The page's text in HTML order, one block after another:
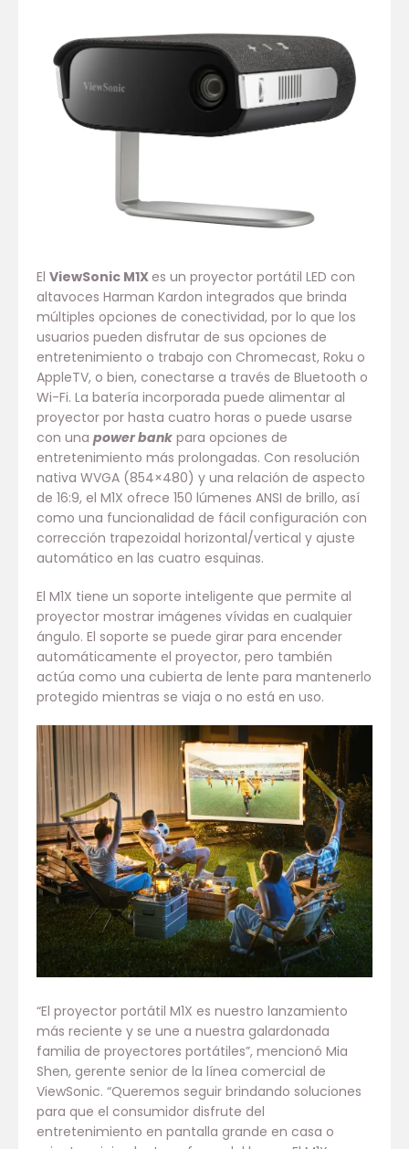
El ViewSonic M1X es un proyector portátil LED con
altavoces Harman Kardon integrados que brinda
múltiples opciones de conectividad, por lo que los
usuarios pueden disfrutar de sus opciones de
entretenimiento o trabajo con Chromecast, Roku o
AppleTV, o bien, conectarse a través de Bluetooth o
Wi-Fi. La batería incorporada puede alimentar al
proyector por hasta cuatro horas o puede usarse
con una power bank para opciones de
entretenimiento más prolongadas. Con resolución
nativa WVGA (854×480) y una relación de aspecto
de 16:9, el M1X ofrece 150 lúmenes ANSI de brillo, así
como una funcionalidad de fácil configuración con
corrección trapezoidal horizontal/vertical y ajuste
automático en las cuatro esquinas.
El M1X tiene un soporte inteligente que permite al
proyector mostrar imágenes vívidas en cualquier
ángulo. El soporte se puede girar para encender
automáticamente el proyector, pero también
actúa como una cubierta de lente para mantenerlo
protegido mientras se viaja o no está en uso.
“El proyector portátil M1X es nuestro lanzamiento
más reciente y se une a nuestra galardonada
familia de proyectores portátiles”, mencionó Mia
Shen, gerente senior de la línea comercial de
ViewSonic. “Queremos seguir brindando soluciones
para que el consumidor disfrute del
entretenimiento en pantalla grande en casa o